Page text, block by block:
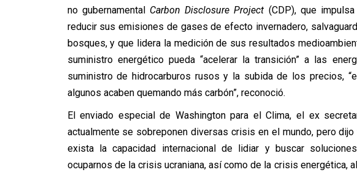
no gubernamental Carbon Disclosure Project (CDP), que
reducir sus emisiones de gases de efecto invernadero,
bosques, y que lidera la medición de sus resultados
suministro energético pueda “acelerar la transición” a las
suministro de hidrocarburos rusos y la subida de los precios,
algunos acaben quemando más carbón”, reconoció.
El enviado especial de Washington para el Clima, el ex
actualmente se sobreponen diversas crisis en el mundo, pero
exista la capacidad internacional de lidiar y buscar
ocuparnos de la crisis ucraniana, así como de la crisis energética,